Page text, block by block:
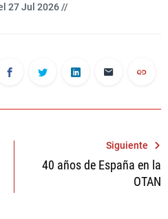
27 Jul 2026 //
Siguiente
40 años de España en la
OTAN